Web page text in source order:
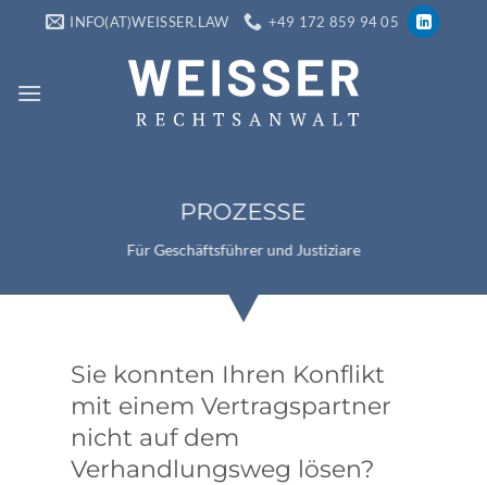
INFO(AT)WEISSER.LAW +49 172 859 94 05
PROZESSE
Für Geschäftsführer und Justiziare
Sie konnten Ihren Konflikt
mit einem Vertragspartner
nicht auf dem
Verhandlungsweg lösen?